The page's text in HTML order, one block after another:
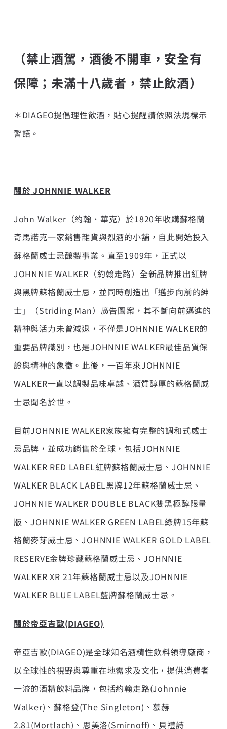
（禁止酒駕，酒後不開車，安全有
保障；未滿十八歲者，禁止飲酒）
＊DIAGEO提倡理性飲酒，貼心提醒請依照法規標示
警語。
關於 JOHNNIE WALKER
John Walker（約翰．華克）於1820年收購蘇格蘭
奇馬諾克一家銷售雜貨與烈酒的小舖，自此開始投入
蘇格蘭威士忌釀製事業。直至1909年，正式以
JOHNNIE WALKER（約翰走路）全新品牌推出紅牌
與黑牌蘇格蘭威士忌，並同時創造出「邁步向前的紳
士」（Striding Man）廣告圖案，其不斷向前邁進的
精神與活力未曾減退，不僅是JOHNNIE WALKER的
重要品牌識別，也是JOHNNIE WALKER最佳品質保
證與精神的象徵。此後，一百年來JOHNNIE
WALKER一直以調製品味卓越、酒質醇厚的蘇格蘭威
士忌聞名於世。
目前JOHNNIE WALKER家族擁有完整的調和式威士
忌品牌，並成功銷售於全球，包括JOHNNIE
WALKER RED LABEL紅牌蘇格蘭威士忌、JOHNNIE
WALKER BLACK LABEL黑牌12年蘇格蘭威士忌、
JOHNNIE WALKER DOUBLE BLACK雙黑極醇限量
版、JOHNNIE WALKER GREEN LABEL綠牌15年蘇
格蘭麥芽威士忌、JOHNNIE WALKER GOLD LABEL
RESERVE金牌珍藏蘇格蘭威士忌、JOHNNIE
WALKER XR 21年蘇格蘭威士忌以及JOHNNIE
WALKER BLUE LABEL藍牌蘇格蘭威士忌。
關於帝亞吉歐(DIAGEO)
帝亞吉歐(DIAGEO)是全球知名酒精性飲料領導廠商，
以全球性的視野與尊重在地需求及文化，提供消費者
一流的酒精飲料品牌，包括約翰走路(Johnnie
Walker)、蘇格登(The Singleton)、慕赫
2.81(Mortlach)、思美洛(Smirnoff)、貝禮詩